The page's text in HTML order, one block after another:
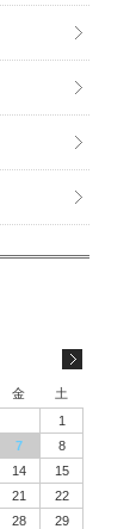
金
土
1
7
8
14
15
21
22
28
29